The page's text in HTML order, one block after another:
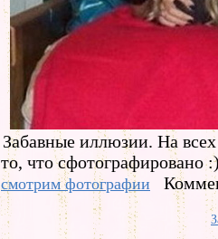
Забавные иллюзии. На
то, что сфотографировано
смотрим фотографии